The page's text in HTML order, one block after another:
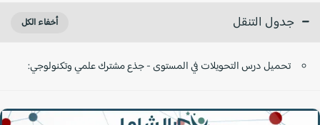
جدول التنقل
تحميل درس التحويلات في المستوى - جذع مشترك علمي وتكنولوجي: